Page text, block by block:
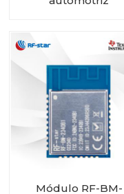
BM-2340QB1
Módulo RF-BM-